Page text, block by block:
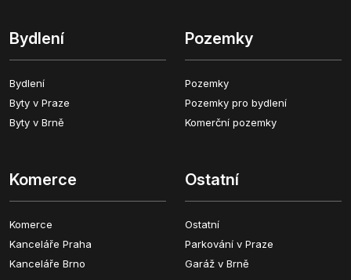
Bydlení
Bydlení
Byty v Praze
Byty v Brně
Pozemky
Pozemky
Pozemky pro bydlení
Komerční pozemky
Komerce
Komerce
Kanceláře Praha
Kanceláře Brno
Ostatní
Ostatní
Parkování v Praze
Garáž v Brně